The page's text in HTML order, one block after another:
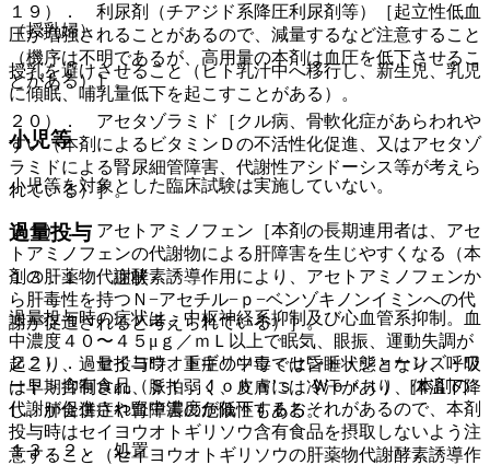
（授乳婦）
授乳を避けさせること（ヒト乳汁中へ移行し、新生児、乳児
に傾眠、哺乳量低下を起こすことがある）。
小児等
小児等を対象とした臨床試験は実施していない。
過量投与
１３．１． 症状
過量投与時の症状は、中枢神経系抑制及び心血管系抑制。血
中濃度４０〜４５μｇ／ｍＬ以上で眠気、眼振、運動失調が
起こり、過量投与時、重症の中毒では昏睡状態となり、呼吸
は早期抑制され、脈拍弱く、皮膚には冷汗があり、体温下降
し、肺合併症や腎障害の危険性もある。
１３．２． 処置
１９）． 利尿剤（チアジド系降圧利尿剤等）［起立性低血
圧が増強されることがあるので、減量するなど注意すること
（機序は不明であるが、高用量の本剤は血圧を低下させるこ
とがある）］。
２０）． アセタゾラミド［クル病、骨軟化症があらわれや
すい（本剤によるビタミンＤの不活性化促進、又はアセタゾ
ラミドによる腎尿細管障害、代謝性アシドーシス等が考えら
れている）］。
２１）． アセトアミノフェン［本剤の長期連用者は、アセ
トアミノフェンの代謝物による肝障害を生じやすくなる（本
剤の肝薬物代謝酵素誘導作用により、アセトアミノフェンか
ら肝毒性を持つＮ−アセチル−ｐ−ベンゾキノンイミンへの代
謝が促進されると考えられている）］。
２２）． セイヨウオトギリソウ＜セント・ジョーンズ・ワ
ート＞含有食品（Ｓｔ．Ｊｏｈｎ’ｓ Ｗｏｒｔ）［本剤の
代謝が促進され血中濃度が低下するおそれがあるので、本剤
投与時はセイヨウオトギリソウ含有食品を摂取しないよう注
意すること（セイヨウオトギリソウの肝薬物代謝酵素誘導作